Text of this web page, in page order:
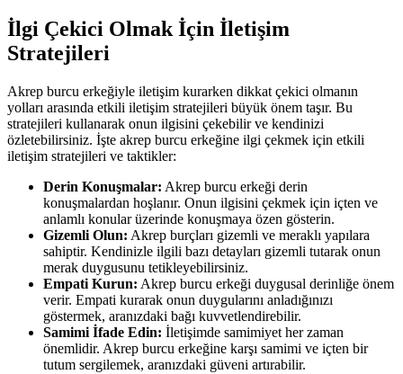
İlgi Çekici Olmak İçin İletişim
Stratejileri
Akrep burcu erkeğiyle iletişim kurarken dikkat çekici olmanın
yolları arasında etkili iletişim stratejileri büyük önem taşır. Bu
stratejileri kullanarak onun ilgisini çekebilir ve kendinizi
özletebilirsiniz. İşte akrep burcu erkeğine ilgi çekmek için etkili
iletişim stratejileri ve taktikler:
Derin Konuşmalar: Akrep burcu erkeği derin
konuşmalardan hoşlanır. Onun ilgisini çekmek için içten ve
anlamlı konular üzerinde konuşmaya özen gösterin.
Gizemli Olun: Akrep burçları gizemli ve meraklı yapılara
sahiptir. Kendinizle ilgili bazı detayları gizemli tutarak onun
merak duygusunu tetikleyebilirsiniz.
Empati Kurun: Akrep burcu erkeği duygusal derinliğe önem
verir. Empati kurarak onun duygularını anladığınızı
göstermek, aranızdaki bağı kuvvetlendirebilir.
Samimi İfade Edin: İletişimde samimiyet her zaman
önemlidir. Akrep burcu erkeğine karşı samimi ve içten bir
tutum sergilemek, aranızdaki güveni artırabilir.